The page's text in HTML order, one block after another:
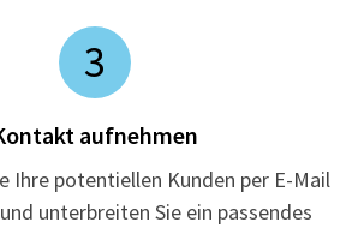
3
aufnehmen
Ihre potentiellen Kunden per E-Mail
unterbreiten Sie ein passendes